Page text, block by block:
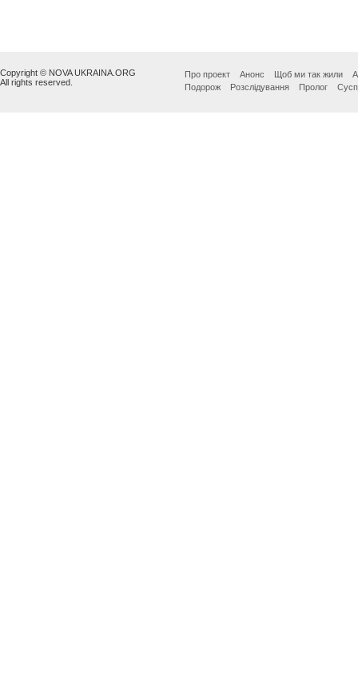
Copyright © NOVA UKRAINA.ORG
All rights reserved.
Про проект Анонс Щоб ми так жили
Подорож
Розслідування Пролог